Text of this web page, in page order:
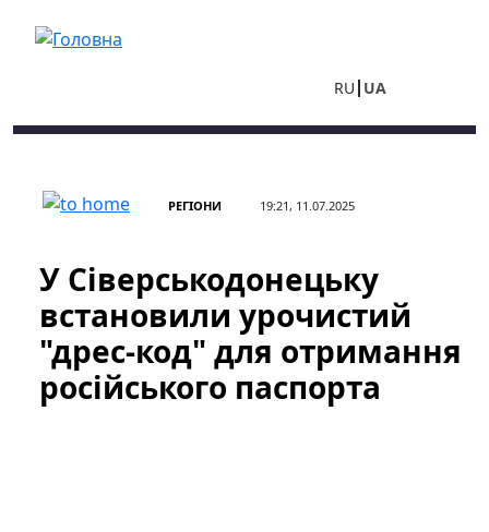
RU UA
РЕГІОНИ 19:21, 11.07.2025
У Сіверськодонецьку
встановили урочистий
"дрес-код" для отримання
російського паспорта